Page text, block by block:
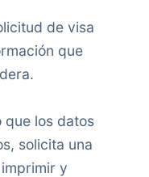
de visa
que
que los datos
solicita una
y